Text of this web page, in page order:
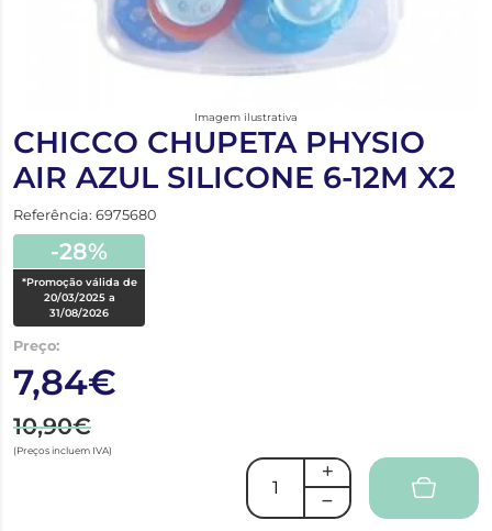
Imagem ilustrativa
CHICCO CHUPETA PHYSIO
AIR AZUL SILICONE 6-12M X2
Referência: 6975680
-28%
*Promoção válida de
20/03/2025 a
31/08/2026
Preço:
7,84€
10,90€
(Preços incluem IVA)